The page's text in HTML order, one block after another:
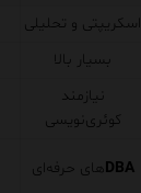
اسکریپتی و تحلیلی
بسیار بالا
نیازمند
کوئری‌نویسی
DBAهای حرفه‌ای